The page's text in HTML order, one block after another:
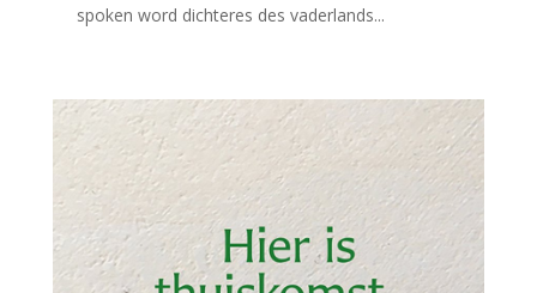
spoken word dichteres des vaderlands...